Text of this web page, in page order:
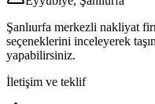
Şanlıurfa merkezli nakliyat
seçeneklerini inceleyerek
yapabilirsiniz.
İletişim ve teklif